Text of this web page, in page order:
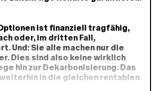
ist finanziell tragfähig,
oder, im dritten Fall,
Und: Sie alle machen nur die
Dies sind also keine wirklich
hin zur Dekarbonisierung. Das
in die gleichen rentablen